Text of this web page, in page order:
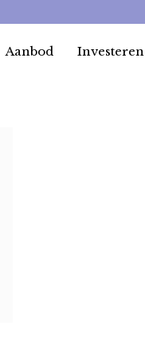
Aanbod Investeren